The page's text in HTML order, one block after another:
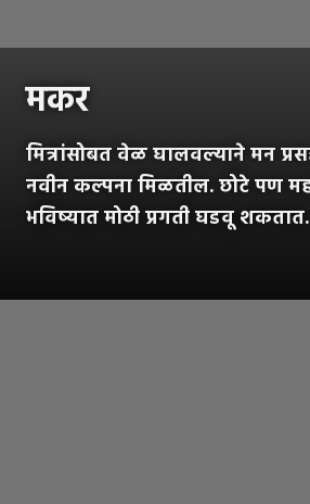
मकर
मित्रांसोबत वेळ घालवल्याने मन
नवीन कल्पना मिळतील. छोटे पण
भविष्यात मोठी प्रगती घडवू शकतात.